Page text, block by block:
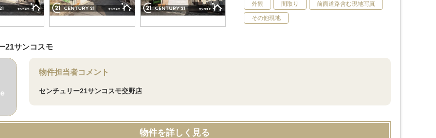
外観 間取り 前面道路含む現地写真
その他現地
21サンコスモ
物件担当者コメント
センチュリー21サンコスモ交野店
物件を詳しく見る